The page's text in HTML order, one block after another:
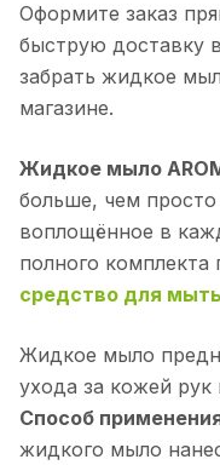
Оформите заказ
быструю доставку
забрать жидкое
магазине.
Жидкое мыло
больше, чем
воплощённое в
полного
средство для
Жидкое мыло
ухода за кожей рук
Способ
жидкого мыло